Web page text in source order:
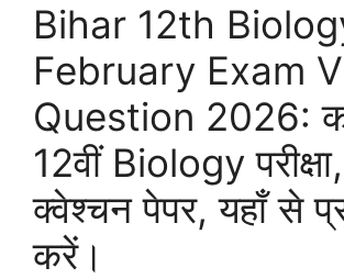
Bihar 12th
February Exam
Question 2026:
12वीं Biology
क्वेश्चन पेपर, यहाँ से
करें।